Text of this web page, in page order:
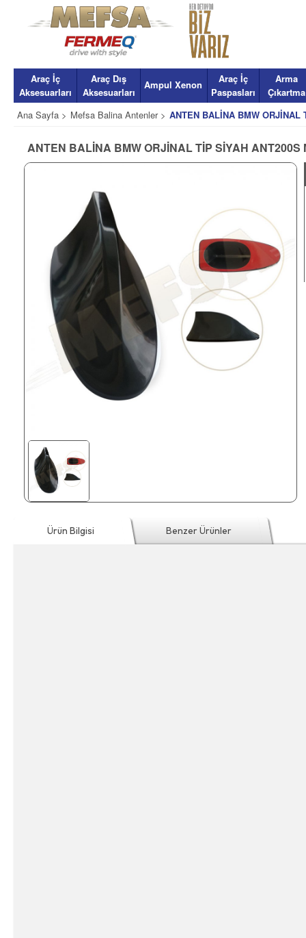
Araç İç
Aksesuarları
Araç Dış
Aksesuarları
Ampul Xenon
Araç İç
Paspasları
Arma
Çıkartma
Ana Sayfa > Mefsa Balina Antenler > ANTEN BALİNA BMW ORJİNAL
ANTEN BALİNA BMW ORJİNAL TİP SİYAH ANT200S
Ürün Bilgisi Benzer Ürünler